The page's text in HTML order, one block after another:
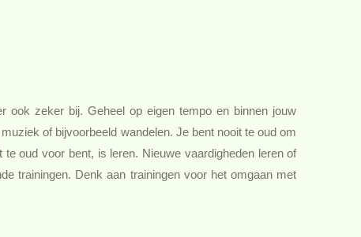
ook zeker bij. Geheel op eigen tempo en binnen jouw
of bijvoorbeeld wandelen. Je bent nooit te oud om
oud voor bent, is leren. Nieuwe vaardigheden leren of
trainingen. Denk aan trainingen voor het omgaan met